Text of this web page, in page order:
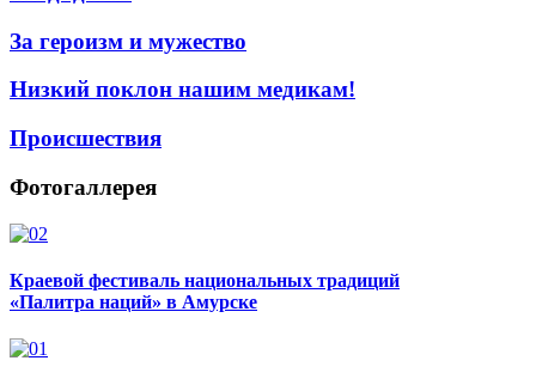
За героизм и мужество
Низкий поклон нашим медикам!
Происшествия
Фотогаллерея
Краевой фестиваль национальных традиций
«Палитра наций» в Амурске